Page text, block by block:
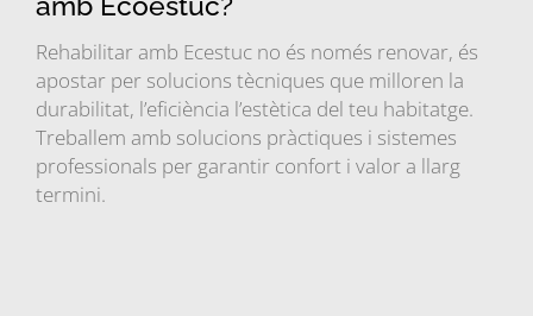
Rehabilitar amb Ecestuc no és només renovar, és
apostar per solucions tècniques que milloren la
durabilitat, l’eficiència l’estètica del teu habitatge.
Treballem amb solucions pràctiques i sistemes
professionals per garantir confort i valor a llarg
termini.